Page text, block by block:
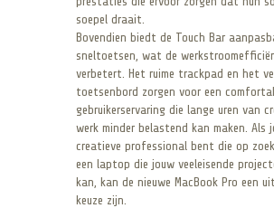
soepel draait.
Bovendien biedt de Touch Bar
sneltoetsen, wat de
verbetert. Het ruime trackpad en het
toetsenbord zorgen voor een
gebruikerservaring die lange uren van
werk minder belastend kan maken. Als
creatieve professional bent die op
een laptop die jouw veeleisende
kan, kan de nieuwe MacBook Pro een
keuze zijn.